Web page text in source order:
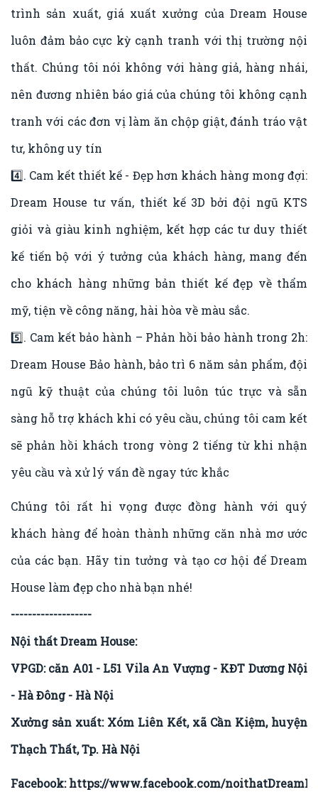
trình sản xuất, giá xuất xưởng của Dream House
luôn đảm bảo cực kỳ cạnh tranh với thị trường nội
thất. Chúng tôi nói không với hàng giả, hàng nhái,
nên đương nhiên báo giá của chúng tôi không cạnh
tranh với các đơn vị làm ăn chộp giật, đánh tráo vật
tư, không uy tín
4️⃣. Cam kết thiết kế - Đẹp hơn khách hàng mong đợi:
Dream House tư vấn, thiết kế 3D bởi đội ngũ KTS
giỏi và giàu kinh nghiệm, kết hợp các tư duy thiết
kế tiến bộ với ý tưởng của khách hàng, mang đến
cho khách hàng những bản thiết kế đẹp về thẩm
mỹ, tiện về công năng, hài hòa về màu sắc.
5️⃣. Cam kết bảo hành – Phản hồi bảo hành trong 2h:
Dream House Bảo hành, bảo trì 6 năm sản phẩm, đội
ngũ kỹ thuật của chúng tôi luôn túc trực và sẵn
sàng hỗ trợ khách khi có yêu cầu, chúng tôi cam kết
sẽ phản hồi khách trong vòng 2 tiếng từ khi nhận
yêu cầu và xử lý vấn đề ngay tức khắc
Chúng tôi rất hi vọng được đồng hành với quý
khách hàng để hoàn thành những căn nhà mơ ước
của các bạn. Hãy tin tưởng và tạo cơ hội để Dream
House làm đẹp cho nhà bạn nhé!
-------------------
Nội thất Dream House:
VPGD: căn A01 - L51 Vila An Vượng - KĐT Dương Nội
- Hà Đông - Hà Nội
Xưởng sản xuất: Xóm Liên Kết, xã Cần Kiệm, huyện
Thạch Thất, Tp. Hà Nội
Facebook:https://www.facebook.com/